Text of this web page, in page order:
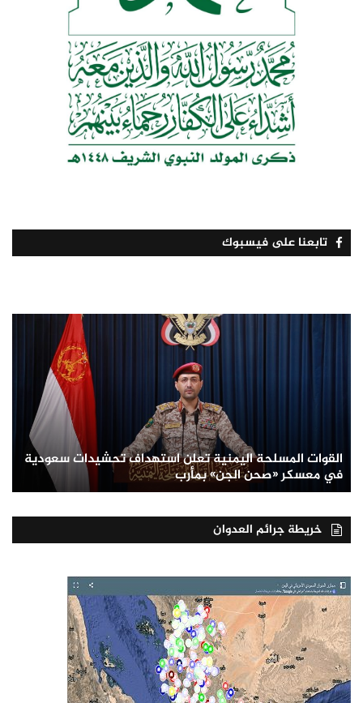
تابعنا على فيسبوك
القوات المسلحة اليمنية تعلن استهداف تحشيدات سعودية
في معسكر «صحن الجن» بمأرب
خريطة جرائم العدوان